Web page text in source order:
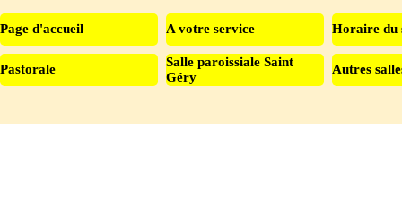
Page d'accueil A votre service Horaire du
Pastorale ▼
Salle paroissiale Saint
Géry
Autres